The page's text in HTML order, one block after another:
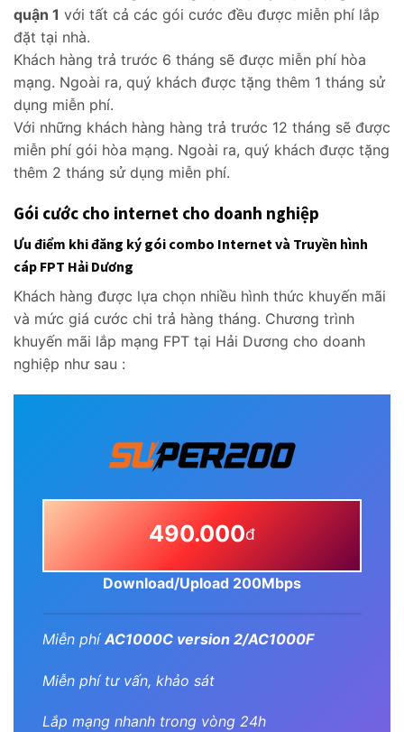
quận 1 với tất cả các gói cước đều được miễn phí lắp
đặt tại nhà.
Khách hàng trả trước 6 tháng sẽ được miễn phí hòa
mạng. Ngoài ra, quý khách được tặng thêm 1 tháng sử
dụng miễn phí.
Với những khách hàng hàng trả trước 12 tháng sẽ được
miễn phí gói hòa mạng. Ngoài ra, quý khách được tặng
thêm 2 tháng sử dụng miễn phí.
Gói cước cho internet cho doanh nghiệp
Ưu điểm khi đăng ký gói combo Internet và Truyền hình
cáp FPT Hải Dương
Khách hàng được lựa chọn nhiều hình thức khuyến mãi
và mức giá cước chi trả hàng tháng. Chương trình
khuyến mãi lắp mạng FPT tại Hải Dương cho doanh
nghiệp như sau :
490.000đ
Download/Upload 200Mbps
Miễn phíAC1000C version 2/AC1000F
Miễn phí tư vấn, khảo sát
Lắp mạng nhanh trong vòng 24h